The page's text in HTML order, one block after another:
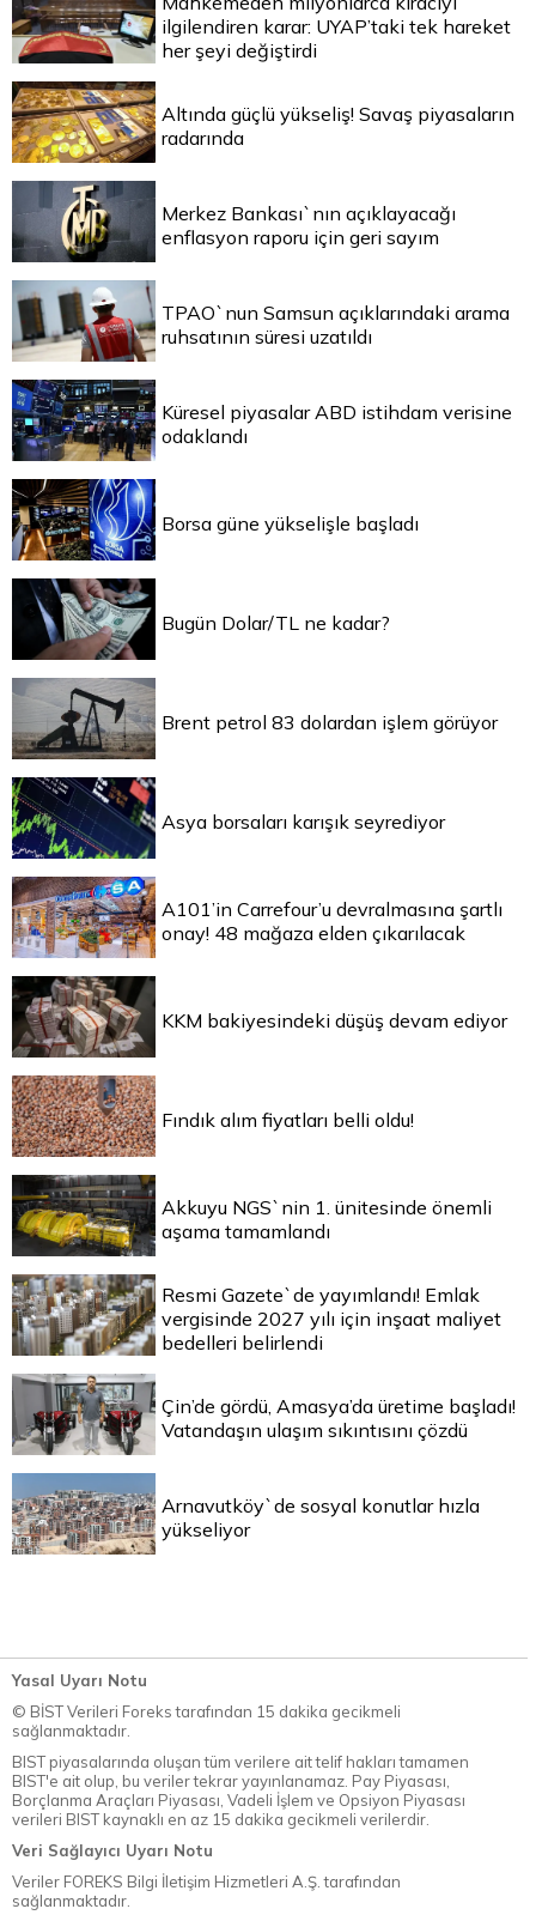
ilgilendiren karar: UYAP’taki tek hareket
her şeyi değiştirdi
Altında güçlü yükseliş! Savaş piyasaların
radarında
Merkez Bankası`nın açıklayacağı
enflasyon raporu için geri sayım
TPAO`nun Samsun açıklarındaki arama
ruhsatının süresi uzatıldı
Küresel piyasalar ABD istihdam verisine
odaklandı
Borsa güne yükselişle başladı
Bugün Dolar/TL ne kadar?
Brent petrol 83 dolardan işlem görüyor
Asya borsaları karışık seyrediyor
A101’in Carrefour’u devralmasına şartlı
onay! 48 mağaza elden çıkarılacak
KKM bakiyesindeki düşüş devam ediyor
Fındık alım fiyatları belli oldu!
Akkuyu NGS`nin 1. ünitesinde önemli
aşama tamamlandı
Resmi Gazete`de yayımlandı! Emlak
vergisinde 2027 yılı için inşaat maliyet
bedelleri belirlendi
Çin’de gördü, Amasya’da üretime başladı!
Vatandaşın ulaşım sıkıntısını çözdü
Arnavutköy`de sosyal konutlar hızla
yükseliyor
Yasal Uyarı Notu
© BİST Verileri Foreks tarafından 15 dakika gecikmeli
sağlanmaktadır.
BIST piyasalarında oluşan tüm verilere ait telif hakları tamamen
BIST'e ait olup, bu veriler tekrar yayınlanamaz. Pay Piyasası,
Borçlanma Araçları Piyasası, Vadeli İşlem ve Opsiyon Piyasası
verileri BIST kaynaklı en az 15 dakika gecikmeli verilerdir.
Veri Sağlayıcı Uyarı Notu
Veriler FOREKS Bilgi İletişim Hizmetleri A.Ş. tarafından
sağlanmaktadır.